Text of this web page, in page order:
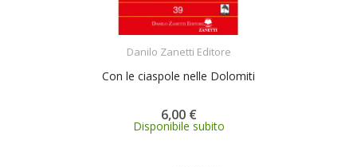
Danilo Zanetti Editore
Con le ciaspole nelle Dolomiti
6,00 €
Disponibile subito